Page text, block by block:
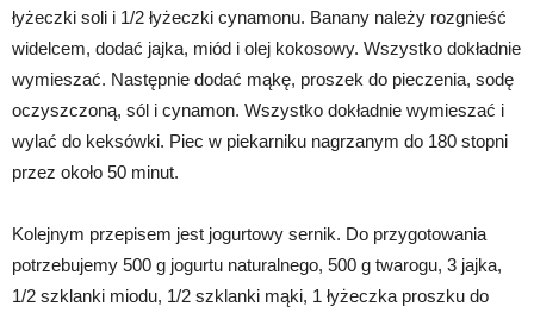
łyżeczki soli i 1/2 łyżeczki cynamonu. Banany należy rozgnieść
widelcem, dodać jajka, miód i olej kokosowy. Wszystko dokładnie
wymieszać. Następnie dodać mąkę, proszek do pieczenia, sodę
oczyszczoną, sól i cynamon. Wszystko dokładnie wymieszać i
wylać do keksówki. Piec w piekarniku nagrzanym do 180 stopni
przez około 50 minut.
Kolejnym przepisem jest jogurtowy sernik. Do przygotowania
potrzebujemy 500 g jogurtu naturalnego, 500 g twarogu, 3 jajka,
1/2 szklanki miodu, 1/2 szklanki mąki, 1 łyżeczka proszku do